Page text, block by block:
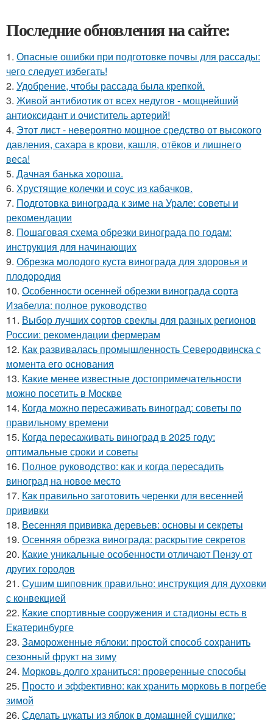
Последние обновления на сайте:
1. Опасные ошибки при подготовке почвы для рассады:
чего следует избегать!
2. Удобрение, чтобы рассада была крепкoй.
3. Живой антибиотик от всех недугов - мощнейший
антиоксидант и очиститель артерий!
4. Этот лист - невероятно мощное средство от высокого
давления, сахара в крови, кашля, отёков и лишнего
веса!
5. Дачная банька хороша.
6. Хрустящие колечки и соус из кабачков.
7. Подготовка винограда к зиме на Урале: советы и
рекомендации
8. Пошаговая схема обрезки винограда по годам:
инструкция для начинающих
9. Обрезка молодого куста винограда для здоровья и
плодородия
10. Особенности осенней обрезки винограда сорта
Изабелла: полное руководство
11. Выбор лучших сортов свеклы для разных регионов
России: рекомендации фермерам
12. Как развивалась промышленность Северодвинска с
момента его основания
13. Какие менее известные достопримечательности
можно посетить в Москве
14. Когда можно пересаживать виноград: советы по
правильному времени
15. Когда пересаживать виноград в 2025 году:
оптимальные сроки и советы
16. Полное руководство: как и когда пересадить
виноград на новое место
17. Как правильно заготовить черенки для весенней
прививки
18. Весенняя прививка деревьев: основы и секреты
19. Осенняя обрезка винограда: раскрытие секретов
20. Какие уникальные особенности отличают Пензу от
других городов
21. Сушим шиповник правильно: инструкция для духовки
с конвекцией
22. Какие спортивные сооружения и стадионы есть в
Екатеринбурге
23. Замороженные яблоки: простой способ сохранить
сезонный фрукт на зиму
24. Морковь долго храниться: проверенные способы
25. Просто и эффективно: как хранить морковь в погребе
зимой
26. Сделать цукаты из яблок в домашней сушилке: